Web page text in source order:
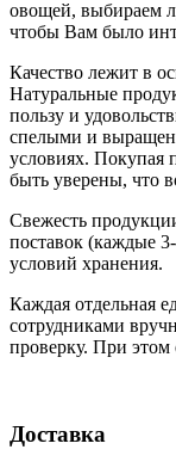
овощей, выбираем
чтобы Вам было
Качество лежит в
Натуральные
пользу и
cпелыми и
условиях. Покупая
быть уверены, что
Свежесть
поставок (каждые
условий хранения.
Каждая отдельная
сотрудниками
проверку. При
Доставка